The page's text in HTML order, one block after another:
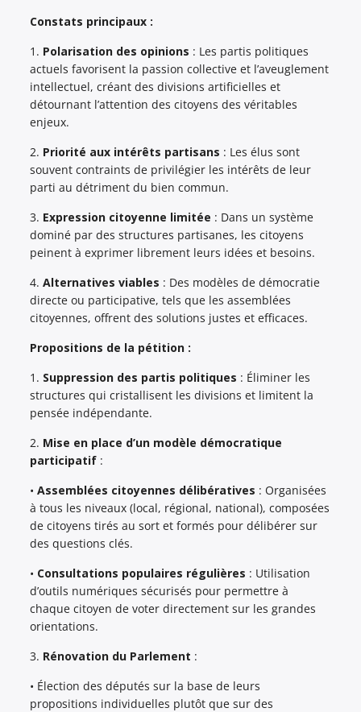
Constats principaux :
1. Polarisation des opinions : Les partis politiques
actuels favorisent la passion collective et l’aveuglement
intellectuel, créant des divisions artificielles et
détournant l’attention des citoyens des véritables
enjeux.
2. Priorité aux intérêts partisans : Les élus sont
souvent contraints de privilégier les intérêts de leur
parti au détriment du bien commun.
3. Expression citoyenne limitée : Dans un système
dominé par des structures partisanes, les citoyens
peinent à exprimer librement leurs idées et besoins.
4.Alternatives viables : Des modèles de démocratie
directe ou participative, tels que les assemblées
citoyennes, offrent des solutions justes et efficaces.
Propositions de la pétition :
1. Suppression des partis politiques : Éliminer les
structures qui cristallisent les divisions et limitent la
pensée indépendante.
2. Mise en place d’un modèle démocratique
participatif :
•Assemblées citoyennes délibératives : Organisées
à tous les niveaux (local, régional, national), composées
de citoyens tirés au sort et formés pour délibérer sur
des questions clés.
• Consultations populaires régulières : Utilisation
d’outils numériques sécurisés pour permettre à
chaque citoyen de voter directement sur les grandes
orientations.
3. Rénovation du Parlement :
• Élection des députés sur la base de leurs
propositions individuelles plutôt que sur des